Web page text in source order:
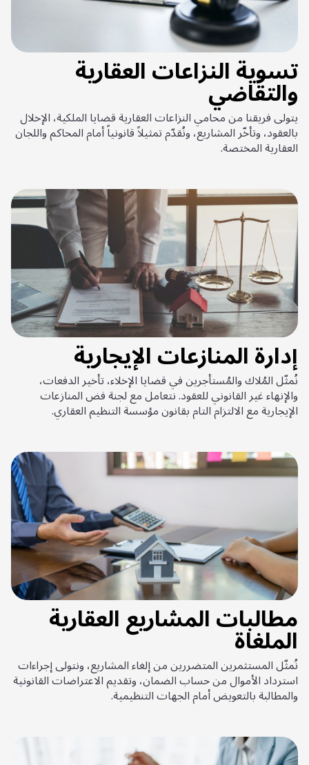
تسوية النزاعات العقارية
والتقاضي
يتولى فريقنا من محامي النزاعات العقارية قضايا الملكية، الإخلال
بالعقود، وتأخّر المشاريع، ونُقدّم تمثيلاً قانونياً أمام المحاكم واللجان
العقارية المختصة.
إدارة المنازعات الإيجارية
نُمثّل المُلاك والمُستأجرين في قضايا الإخلاء، تأخير الدفعات،
والإنهاء غير القانوني للعقود. نتعامل مع لجنة فض المنازعات
الإيجارية مع الالتزام التام بقانون مؤسسة التنظيم العقاري.
مطالبات المشاريع العقارية
الملغاة
نُمثّل المستثمرين المتضررين من إلغاء المشاريع، ونتولى إجراءات
استرداد الأموال من حساب الضمان، وتقديم الاعتراضات القانونية
والمطالبة بالتعويض أمام الجهات التنظيمية.